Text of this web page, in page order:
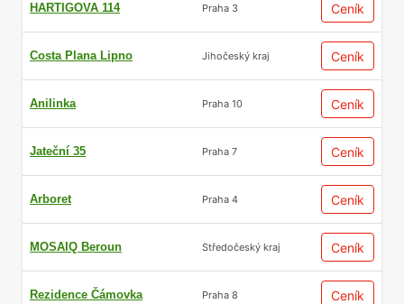
HARTIGOVA 114 Praha 3 Ceník
Costa Plana Lipno Jihočeský kraj Ceník
Anilinka Praha 10 Ceník
Jateční 35 Praha 7 Ceník
Arboret Praha 4 Ceník
MOSAIQ Beroun Středočeský kraj Ceník
Rezidence Čámovka Praha 8 Ceník